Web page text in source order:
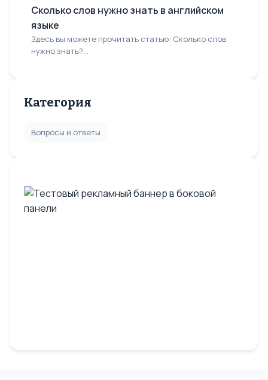
Сколько слов нужно знать в английском
языке
Здесь вы можете прочитать статью: Сколько слов
нужно знать?...
Категория
Вопросы и ответы